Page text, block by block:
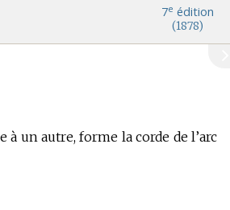
7e édition
(1878)
un autre, forme la corde de l’arc